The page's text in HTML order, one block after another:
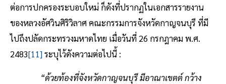
ต่อการปกครองระบอบใหม่ ก็ดังที่ปรากฏในเอกสารรายงาน
ของหลวงอัศวินศิริวิลาศ คณะกรรมการจังหวัดกาญจนบุรี ที่มี
ไปถึงปลัดกระทรวงมหาดไทย เมื่อวันที่ 26 กรกฎาคม พ.ศ.
2483[11]ระบุไว้ดังความต่อไปนี้ :
“ด้วยท้องที่จังหวัดกาญจนบุรี มีอาณาเขตต์กว้าง